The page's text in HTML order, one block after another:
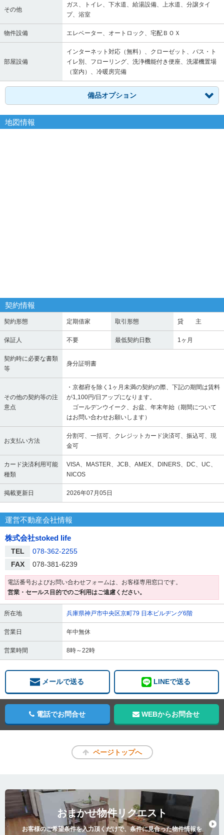
その他
ガス、トイレ、下水道、給湯設備、上水道、分譲タイ
プ、浴室
物件設備 エレベーター、オートロック、宅配ＢＯＸ
部屋設備
インターネット対応（無料）、クローゼット、バス・ト
イレ別、フローリング、洗浄機能付き便座、洗濯機置場
（室内）、冷暖房完備
備品オプション
地図情報
契約情報
契約形態 定期借家 取引形態 貸 主
保証人 不要 最低契約日数 1ヶ月
契約時に必要な書類
等
身分証明書
その他の契約等の注
意点
・京都府を除く1ヶ月未満の契約の際、下記の期間は賃料
が1,100円/日アップになります。
ゴールデンウイーク、お盆、年末年始（期間について
はお問い合わせお願いします）
お支払い方法
分割可、一括可、クレジットカード決済可、振込可、現
金可
カード決済利用可能
種類
VISA、MASTER、JCB、AMEX、DINERS、DC、UC、
NICOS
掲載更新日 2026年07月05日
運営不動産会社情報
株式会社stoked life
TEL
078-362-2255
FAX
078-381-6239
電話番号およびお問い合わせフォームは、お客様専用窓口です。
営業・セールス目的でのご利用はご遠慮ください。
所在地 兵庫県神戸市中央区京町79 日本ビルヂング6階
営業日 年中無休
営業時間 8時～22時
メールで送る LINEで送る
電話でお問合せ WEBからお問合せ
ページトップへ
おまかせ物件リクエスト
お客様のご希望条件を入力頂くだけで、条件に見合った物件情報を